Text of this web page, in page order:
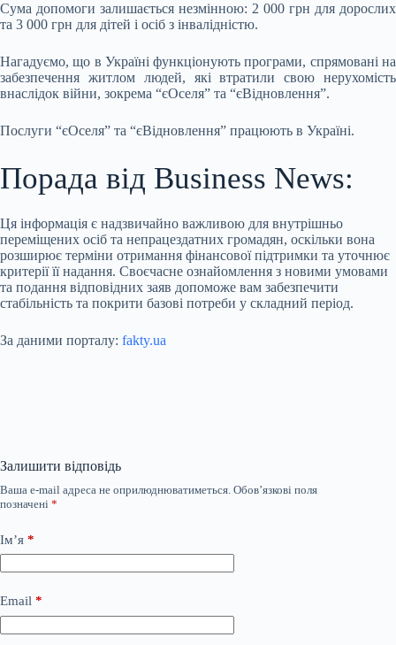
Сума допомоги залишається незмінною: 2 000 грн для дорослих
та 3 000 грн для дітей і осіб з інвалідністю.
Нагадуємо, що в Україні функціонують програми, спрямовані на
забезпечення житлом людей, які втратили свою нерухомість
внаслідок війни, зокрема “єОселя” та “єВідновлення”.
Послуги “єОселя” та “єВідновлення” працюють в Україні.
Порада від Business News:
Ця інформація є надзвичайно важливою для внутрішньо
переміщених осіб та непрацездатних громадян, оскільки вона
розширює терміни отримання фінансової підтримки та уточнює
критерії її надання. Своєчасне ознайомлення з новими умовами
та подання відповідних заяв допоможе вам забезпечити
стабільність та покрити базові потреби у складний період.
За даними порталу: fakty.ua
Залишити відповідь
Ваша e-mail адреса не оприлюднюватиметься. Обов’язкові поля
позначені *
Ім’я *
Email *